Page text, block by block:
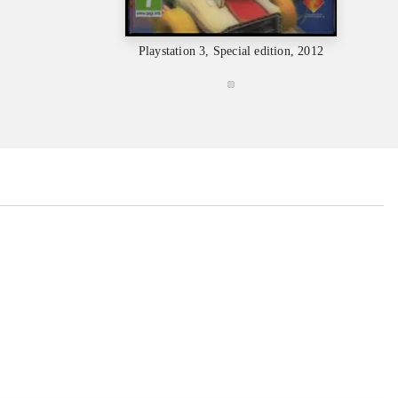
Playstation 3, Special edition, 2012